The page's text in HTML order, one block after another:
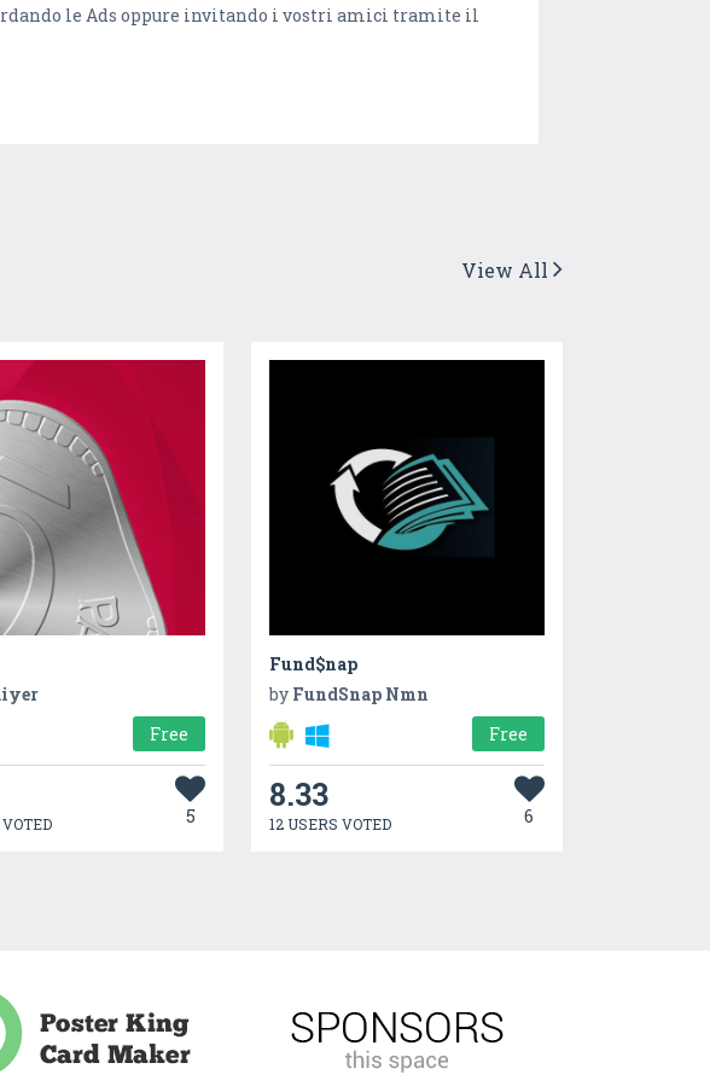
le Ads oppure invitando i vostri amici tramite il
View All
Free
5
Fund$nap
by FundSnap Nmn
Free
8.33
12 USERS VOTED 6